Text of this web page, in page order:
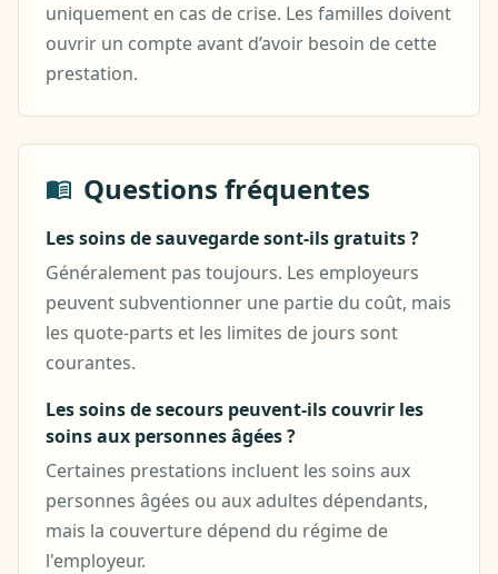
uniquement en cas de crise. Les familles doivent
ouvrir un compte avant d’avoir besoin de cette
prestation.
Questions fréquentes
Les soins de sauvegarde sont-ils gratuits ?
Généralement pas toujours. Les employeurs
peuvent subventionner une partie du coût, mais
les quote-parts et les limites de jours sont
courantes.
Les soins de secours peuvent-ils couvrir les
soins aux personnes âgées ?
Certaines prestations incluent les soins aux
personnes âgées ou aux adultes dépendants,
mais la couverture dépend du régime de
l'employeur.